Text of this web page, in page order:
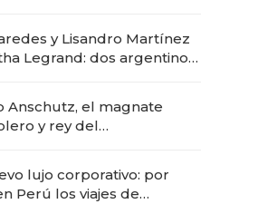
"fast premium"
y Lisandro Martínez
Legrand: dos argentinos
Anschutz, el magnate
y rey del
lujo corporativo: por
Perú los viajes de